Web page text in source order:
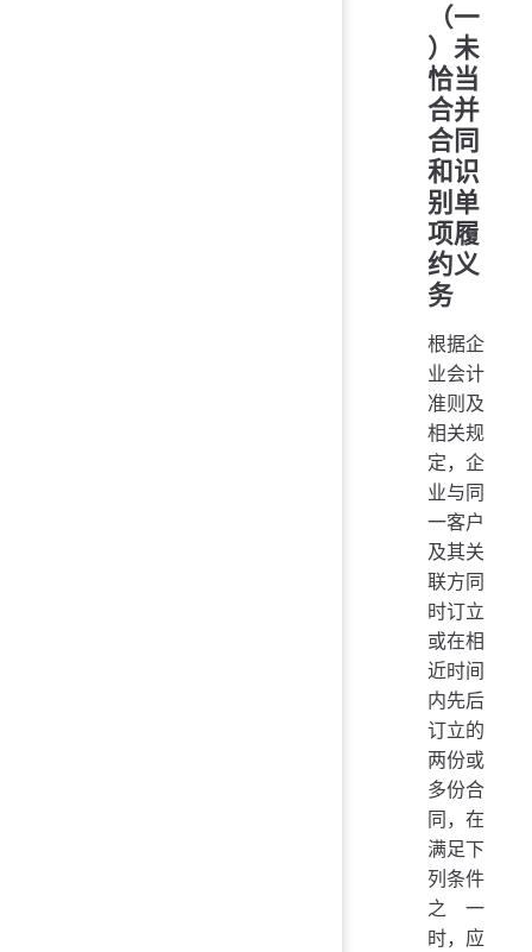
（一
）未
恰当
合并
合同
和识
别单
项履
约义
务
根据企
业会计
准则及
相关规
定，企
业与同
一客户
及其关
联方同
时订立
或在相
近时间
内先后
订立的
两份或
多份合
同，在
满足下
列条件
之一
时，应